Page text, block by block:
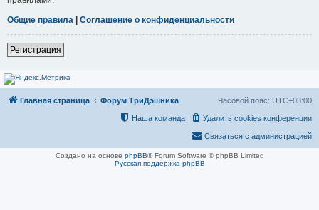
Общие правила | Соглашение о конфиденциальности
Регистрация
Главная страница Форум ТриДэшника Часовой пояс: UTC+03:00
Удалить cookies конференции
Наша команда
Связаться с администрацией
Создано на основе phpBB® Forum Software © phpBB Limited
Русская поддержка phpBB